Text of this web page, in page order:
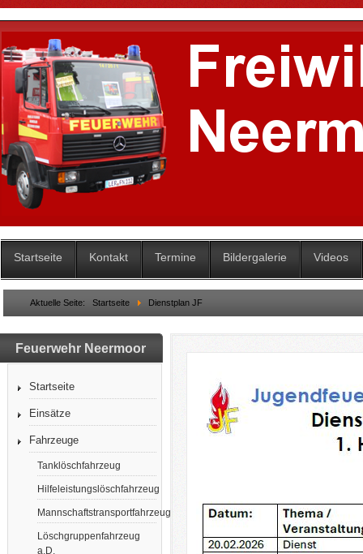
Startseite Kontakt Termine Bildergalerie Videos
Aktuelle Seite: Startseite Dienstplan JF
Feuerwehr Neermoor
Startseite
Einsätze
Fahrzeuge
Tanklöschfahrzeug
Hilfeleistungslöschfahrzeug
Mannschaftstransportfahrzeug
Löschgruppenfahrzeug
a.D.